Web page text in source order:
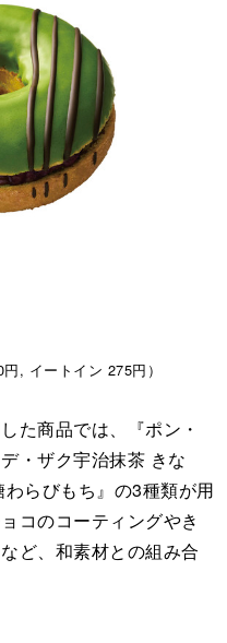
, イートイン 275円）
た商品では、『ポン・
・ザク宇治抹茶 きな
らびもち』の3種類が用
コのコーティングやき
ど、和素材との組み合